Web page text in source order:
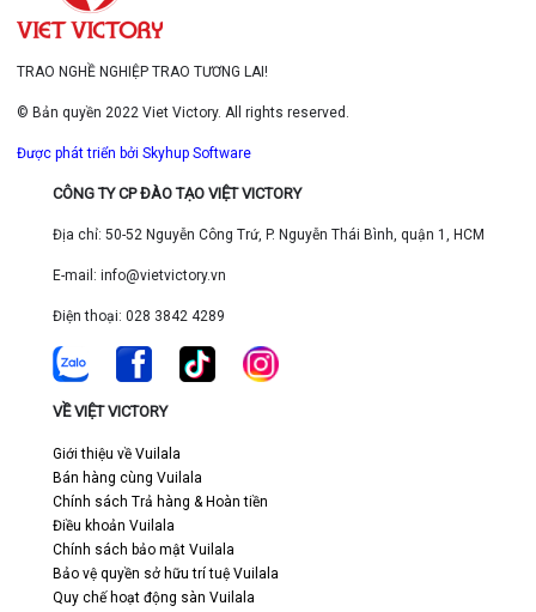
TRAO NGHỀ NGHIỆP TRAO TƯƠNG LAI!
© Bản quyền 2022 Viet Victory. All rights reserved.
Được phát triển bởi Skyhup Software
CÔNG TY CP ĐÀO TẠO VIỆT VICTORY
Địa chỉ: 50-52 Nguyễn Công Trứ, P. Nguyễn Thái Bình, quận 1, HCM
E-mail: info@vietvictory.vn
Điện thoại: 028 3842 4289
VỀ VIỆT VICTORY
Giới thiệu về Vuilala
Bán hàng cùng Vuilala
Chính sách Trả hàng & Hoàn tiền
Điều khoản Vuilala
Chính sách bảo mật Vuilala
Bảo vệ quyền sở hữu trí tuệ Vuilala
Quy chế hoạt động sàn Vuilala